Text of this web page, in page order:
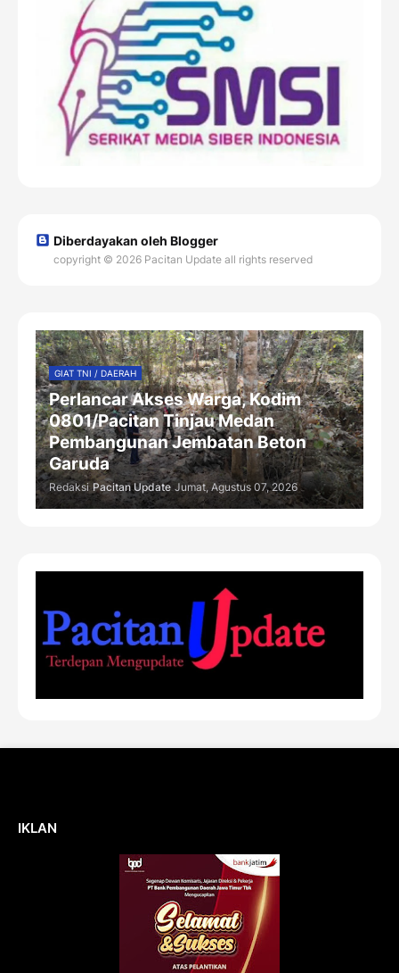
Diberdayakan oleh Blogger
copyright © 2026 Pacitan Update all rights reserved
GIAT TNI / DAERAH
Perlancar Akses Warga, Kodim
0801/Pacitan Tinjau Medan
Pembangunan Jembatan Beton
Garuda
Redaksi Pacitan Update Jumat, Agustus 07, 2026
IKLAN